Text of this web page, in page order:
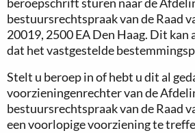
bestuursrechtspraak van de Raad
20019, 2500 EA Den Haag. Dit kan
dat het vastgestelde
Stelt u beroep in of hebt u dit al
voorzieningenrechter van de
bestuursrechtspraak van de Raad
een voorlopige voorziening te